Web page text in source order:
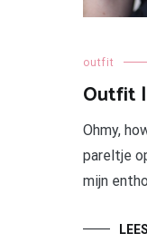
outfit
Outfit
Ohmy,
pareltje
mijn